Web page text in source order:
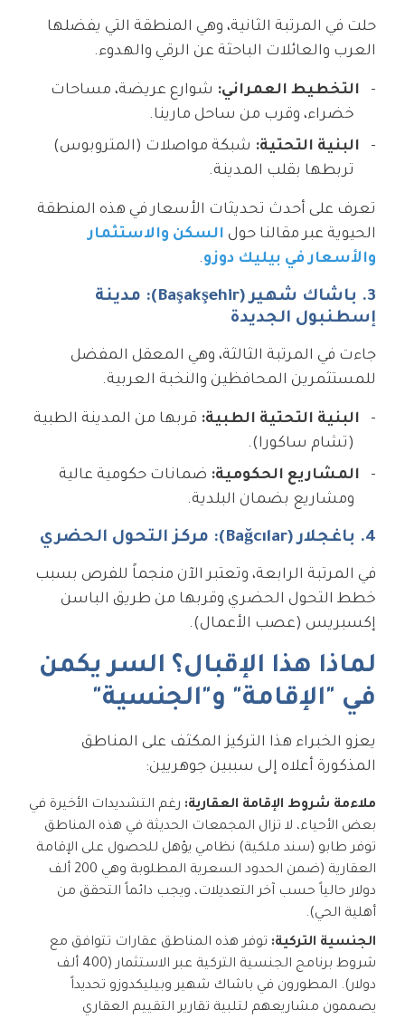
حلت في المرتبة الثانية، وهي المنطقة التي يفضلها
العرب والعائلات الباحثة عن الرقي والهدوء.
التخطيط العمراني: شوارع عريضة، مساحات
خضراء، وقرب من ساحل مارينا.
البنية التحتية: شبكة مواصلات (المتروبوس)
تربطها بقلب المدينة.
تعرف على أحدث تحديثات الأسعار في هذه المنطقة
الحيوية عبر مقالنا حول السكن والاستثمار
والأسعار في بيليك دوزو.
3. باشاك شهير (Başakşehir): مدينة
إسطنبول الجديدة
جاءت في المرتبة الثالثة، وهي المعقل المفضل
للمستثمرين المحافظين والنخبة العربية.
البنية التحتية الطبية: قربها من المدينة الطبية
(تشام ساكورا).
المشاريع الحكومية: ضمانات حكومية عالية
ومشاريع بضمان البلدية.
4. باغجلار (Bağcılar): مركز التحول الحضري
في المرتبة الرابعة، وتعتبر الآن منجماً للفرص بسبب
خطط التحول الحضري وقربها من طريق الباسن
إكسبريس (عصب الأعمال).
لماذا هذا الإقبال؟ السر يكمن
في "الإقامة" و"الجنسية"
يعزو الخبراء هذا التركيز المكثف على المناطق
المذكورة أعلاه إلى سببين جوهريين:
ملاءمة شروط الإقامة العقارية: رغم التشديدات الأخيرة في
بعض الأحياء، لا تزال المجمعات الحديثة في هذه المناطق
توفر طابو (سند ملكية) نظامي يؤهل للحصول على الإقامة
العقارية (ضمن الحدود السعرية المطلوبة وهي 200 ألف
دولار حالياً حسب آخر التعديلات، ويجب دائماً التحقق من
أهلية الحي).
الجنسية التركية: توفر هذه المناطق عقارات تتوافق مع
شروط برنامج الجنسية التركية عبر الاستثمار (400 ألف
دولار). المطورون في باشاك شهير وبيليكدوزو تحديداً
يصممون مشاريعهم لتلبية تقارير التقييم العقاري